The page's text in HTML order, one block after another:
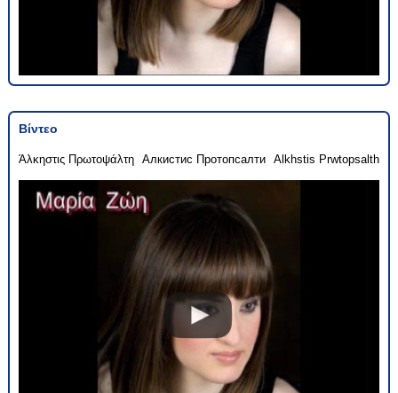
Βίντεο
Άλκηστις Πρωτοψάλτη Алкистис Протопсалти Alkhstis Prwtopsalth